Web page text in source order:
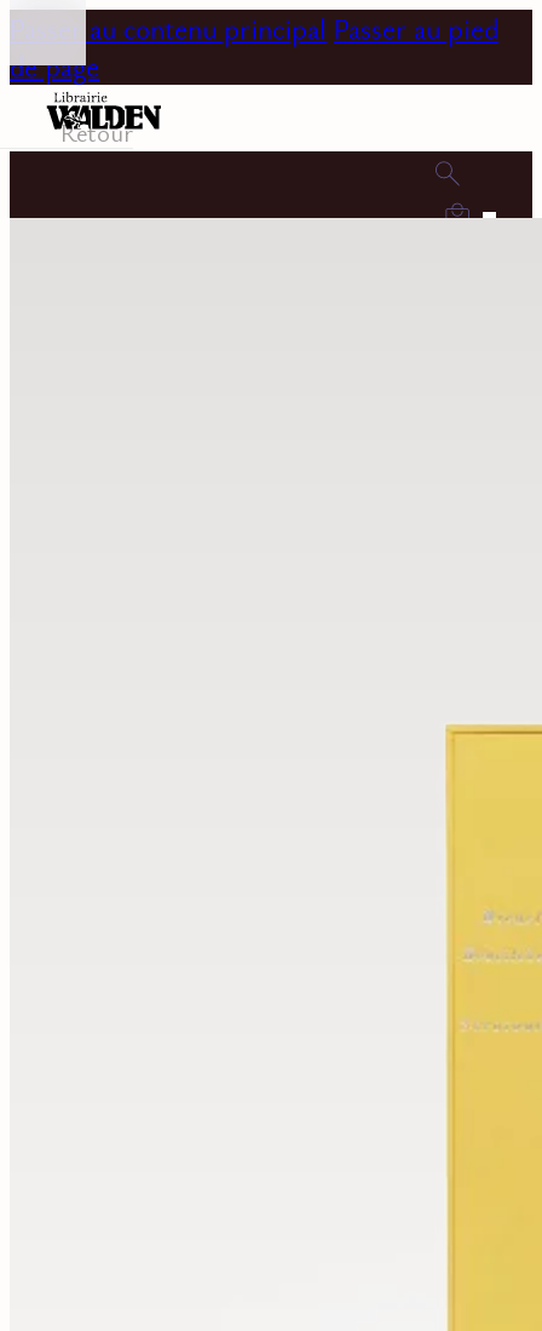
Passer au contenu principal Passer au pied
de page
0
Retour